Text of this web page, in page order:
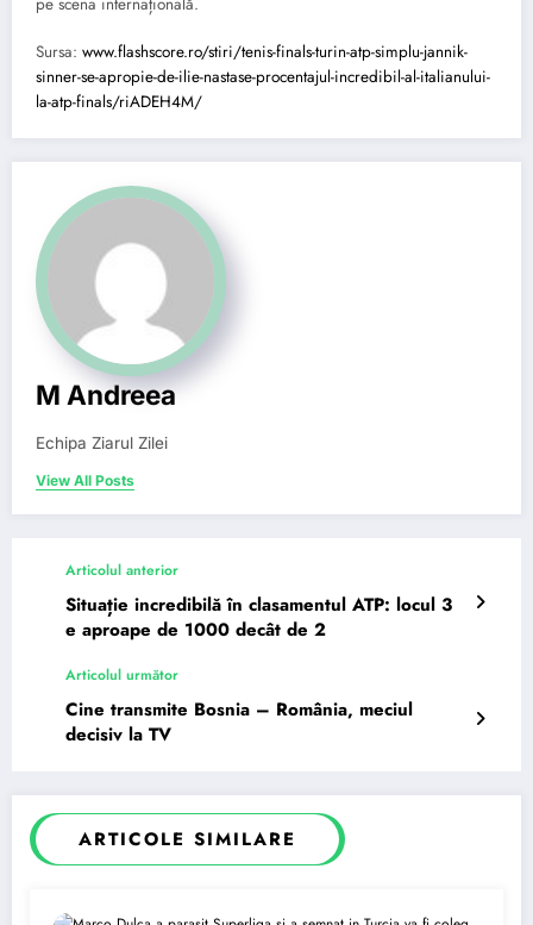
Sursa: www.flashscore.ro/stiri/tenis-finals-turin-atp-simplu-jannik-
sinner-se-apropie-de-ilie-nastase-procentajul-incredibil-al-italianului-
la-atp-finals/riADEH4M/
M Andreea
Echipa Ziarul Zilei
View All Posts
Articolul anterior
Situație incredibilă în clasamentul ATP: locul 3
e aproape de 1000 decât de 2
Articolul următor
Cine transmite Bosnia – România, meciul
decisiv la TV
ARTICOLE SIMILARE